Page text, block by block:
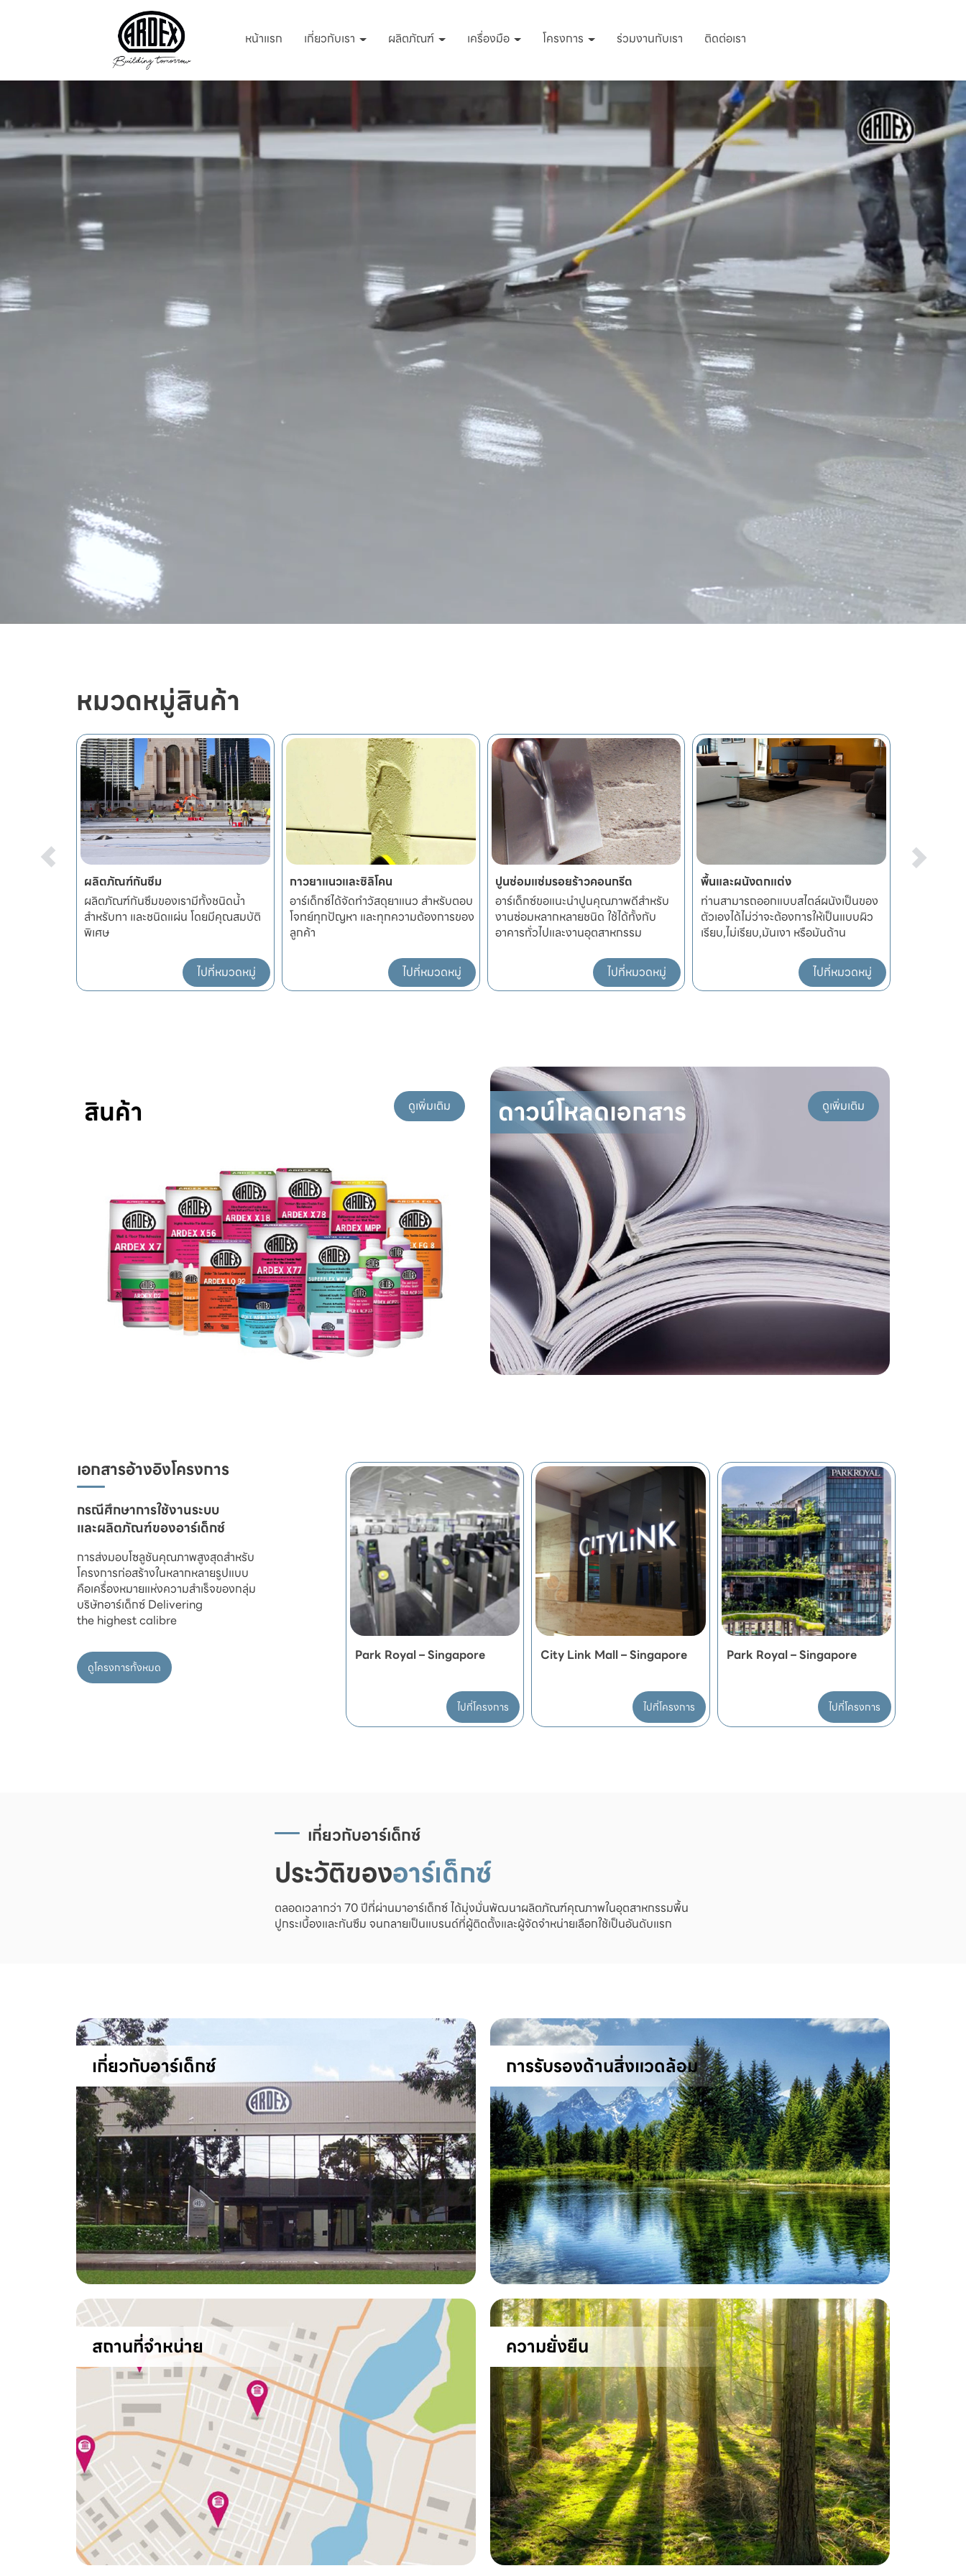
หน้าแรก เกี่ยวกับเรา ผลิตภัณฑ์ เครื่องมือ โครงการ ร่วมงานกับเรา ติดต่อเรา
หมวดหมู่สินค้า
กาวยาแนวและซิลิโคน
อาร์เด็กซ์ได้จัดทำวัสดุยาแนว สำหรับตอบ
โจทย์ทุกปัญหา และทุกความต้องการของ
ลูกค้า
ไปที่หมวดหมู่
ปูนซ่อมแซ่มรอยร้าวคอนกรีต
อาร์เด็กซ์ขอแนะนำปูนคุณภาพดีสำหรับ
งานซ่อมหลากหลายชนิด ใช้ได้ทั้งกับ
อาคารทั่วไปและงานอุตสาหกรรม
ไปที่หมวดหมู่
พื้นและผนังตกแต่ง
ท่านสามารถออกแบบสไตล์ผนังเป็นของ
ตัวเองได้ไม่ว่าจะต้องการให้เป็นแบบผิว
เรียบ,ไม่เรียบ,มันเงา หรือมันด้าน
ไปที่หมวดหมู่
พื้นอุตสาหกรรม
ผลิตภัณฑ์สำหรับงานพื้นอุตสาหกรรม
อย่างครบวงจร ทั้งผลิตภัณฑ์ น้ำยาทาร
องพื้น งานเคลือบอีพ็อกซี
ไปที่หมวดหมู่
สินค้า ดูเพิ่มเติม ดาวน์โหลดเอกสาร ดูเพิ่มเติม
เอกสารอ้างอิงโครงการ
กรณีศึกษาการใช้งานระบบ
และผลิตภัณฑ์ของอาร์เด็กซ์
การส่งมอบโซลูชันคุณภาพสูงสุดสำหรับ
โครงการก่อสร้างในหลากหลายรูปแบบ
คือเครื่องหมายแห่งความสำเร็จของกลุ่ม
บริษัทอาร์เด็กซ์ Delivering
the highest calibre
ดูโครงการทั้งหมด
Park Royal – Singapore
ไปที่โครงการ
City Link Mall – Singapore
ไปที่โครงการ
Park Royal – Singapore
ไปที่โครงการ
เกี่ยวกับอาร์เด็กซ์
ประวัติของอาร์เด็กซ์
ตลอดเวลากว่า 70 ปีที่ผ่านมาอาร์เด็กซ์ ได้มุ่งมั่นพัฒนาผลิตภัณฑ์คุณภาพในอุตสาหกรรมพื้น
ปูกระเบื้องและกันซึม จนกลายเป็นแบรนด์ที่ผู้ติดตั้งและผู้จัดจำหน่ายเลือกใช้เป็นอันดับแรก
เกี่ยวกับอาร์เด็กซ์ การรับรองด้านสิ่งแวดล้อม
สถานที่จำหน่าย ความยั่งยืน